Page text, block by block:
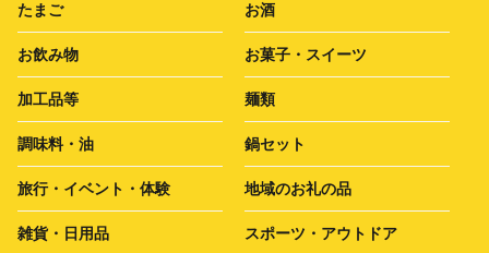
たまご お酒
お飲み物 お菓子・スイーツ
加工品等 麺類
調味料・油 鍋セット
旅行・イベント・体験 地域のお礼の品
雑貨・日用品 スポーツ・アウトドア